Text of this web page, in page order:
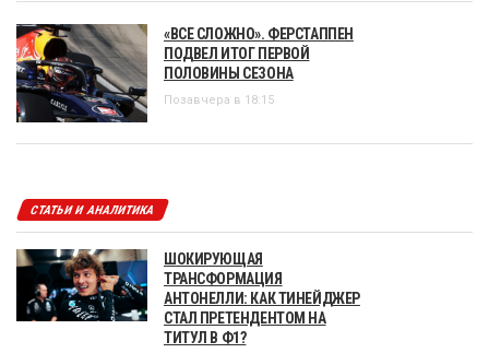
«ВСЕ СЛОЖНО». ФЕРСТАППЕН
ПОДВЕЛ ИТОГ ПЕРВОЙ
ПОЛОВИНЫ СЕЗОНА
Позавчера в 18:15
СТАТЬИ И АНАЛИТИКА
ШОКИРУЮЩАЯ
ТРАНСФОРМАЦИЯ
АНТОНЕЛЛИ: КАК ТИНЕЙДЖЕР
СТАЛ ПРЕТЕНДЕНТОМ НА
ТИТУЛ В Ф1?